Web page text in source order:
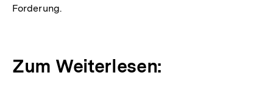
Forderung.
Zum Weiterlesen: